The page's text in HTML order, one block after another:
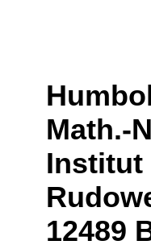
Math.-
Institut
12489